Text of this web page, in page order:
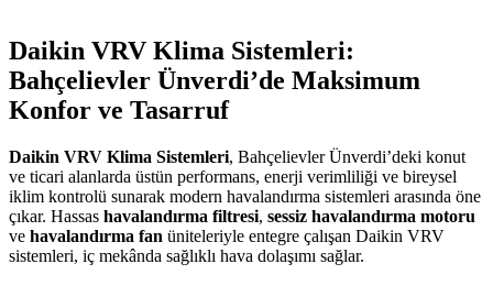
Daikin VRV Klima Sistemleri:
Bahçelievler Ünverdi’de Maksimum
Konfor ve Tasarruf
Daikin VRV Klima Sistemleri, Bahçelievler Ünverdi’deki konut
ve ticari alanlarda üstün performans, enerji verimliliği ve bireysel
iklim kontrolü sunarak modern havalandırma sistemleri arasında öne
çıkar. Hassas havalandırma filtresi, sessiz havalandırma motoru
ve havalandırma fan üniteleriyle entegre çalışan Daikin VRV
sistemleri, iç mekânda sağlıklı hava dolaşımı sağlar.